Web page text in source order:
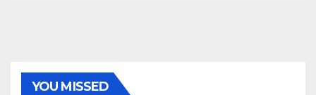
YOU MISSED